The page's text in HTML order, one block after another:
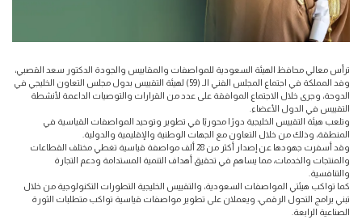
ترأس معالي محافظ الهيئة السعودية للمواصفات والمقاييس والجودة الدكتور سعد القصبي،
وفد المملكة في اجتماع المجلس الفني الـ (59) لهيئة التقييس بدول مجلس التعاون الخليجي في
الدوحة، وجرى خلال الاجتماع الموافقة على عدد من القرارات والتوصيات الداعمة لأنشطة
التقييس في الدول الأعضاء.
وتلعب هيئة التقييس الخليجية دورًا محوريًا في تطوير وتوحيد المواصفات القياسية في
المنطقة، وذلك من خلال التعاون مع الجهات الوطنية والإقليمية والدولية.
وقد أسفرت جهودها عن إصدار أكثر من 28 ألف مواصفة قياسية تغطي مختلف القطاعات
والمنتجات والخدمات، مما يساهم في تحقيق أهداف التنمية المستدامة ودعم التجارة
والتنافسية.
كما تواكب هيئتي المواصفات السعودية، والتقييس الخليجية التطورات التكنولوجية من خلال
تبني برامج التحول الرقمي، ويعملان على تطوير مواصفات قياسية تواكب متطلبات الثورة
الصناعية الرابعة.